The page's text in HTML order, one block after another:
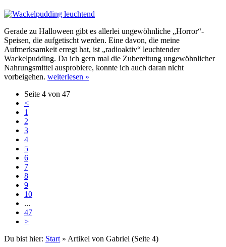
Gerade zu Halloween gibt es allerlei ungewöhnliche „Horror“-
Speisen, die aufgetischt werden. Eine davon, die meine
Aufmerksamkeit erregt hat, ist „radioaktiv“ leuchtender
Wackelpudding. Da ich gern mal die Zubereitung ungewöhnlicher
Nahrungsmittel ausprobiere, konnte ich auch daran nicht
vorbeigehen. weiterlesen »
Seite 4 von 47
<
1
2
3
4
5
6
7
8
9
10
...
47
>
Du bist hier: Start » Artikel von Gabriel (Seite 4)